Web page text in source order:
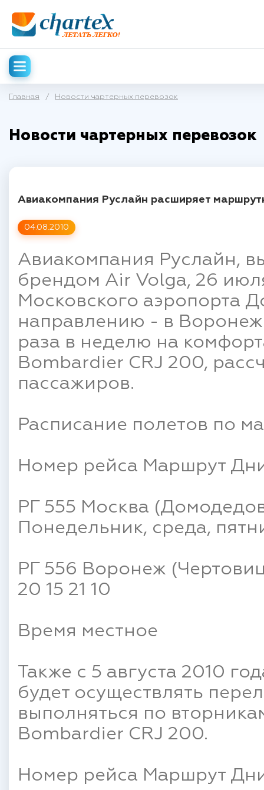
Главная / Новости чартерных перевозок
Новости чартерных перевозок
04.08.2010
Авиакомпания Руслайн расширяет
Авиакомпания Руслайн,
брендом Air Volga, 26
Московского аэропорта
направлению - в
раза в неделю на
Bombardier CRJ 200,
пассажиров.
Расписание полетов по
Номер рейса Маршрут
РГ 555 Москва
Понедельник, среда,
РГ 556 Воронеж
20 15 21 10
Время местное
Также с 5 августа 2010
будет осуществлять
выполняться по
Bombardier CRJ 200.
Номер рейса Маршрут